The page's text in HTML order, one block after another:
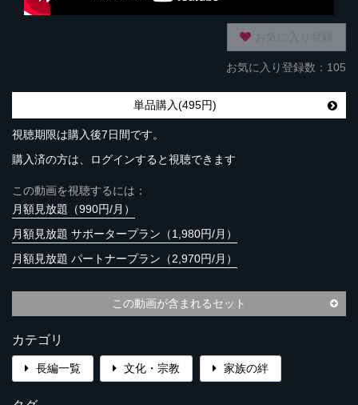
お気に入り登録数：105
単品購入(495円)
視聴期限は購入後7日間です。
購入済の方は、ログインすると視聴できます
この動画を視聴するには：
月額見放題（990円/月）
月額見放題 サポータープラン（1,980円/月）
月額見放題 パートナープラン（2,970円/月）
この動画が含まれるセット
カテゴリ
長編一覧 文化・宗教 家族の絆